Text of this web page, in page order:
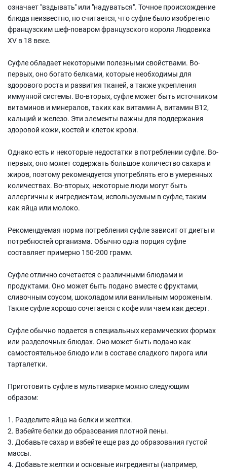
означает "вздывать" или "надуваться". Точное происхождение
блюда неизвестно, но считается, что суфле было изобретено
французским шеф-поваром французского короля Людовика
XV в 18 веке.
Суфле обладает некоторыми полезными свойствами. Во-
первых, оно богато белками, которые необходимы для
здорового роста и развития тканей, а также укрепления
иммунной системы. Во-вторых, суфле может быть источником
витаминов и минералов, таких как витамин А, витамин В12,
кальций и железо. Эти элементы важны для поддержания
здоровой кожи, костей и клеток крови.
Однако есть и некоторые недостатки в потреблении суфле. Во-
первых, оно может содержать большое количество сахара и
жиров, поэтому рекомендуется употреблять его в умеренных
количествах. Во-вторых, некоторые люди могут быть
аллергичны к ингредиентам, используемым в суфле, таким
как яйца или молоко.
Рекомендуемая норма потребления суфле зависит от диеты и
потребностей организма. Обычно одна порция суфле
составляет примерно 150-200 грамм.
Суфле отлично сочетается с различными блюдами и
продуктами. Оно может быть подано вместе с фруктами,
сливочным соусом, шоколадом или ванильным мороженым.
Также суфле хорошо сочетается с кофе или чаем как десерт.
Суфле обычно подается в специальных керамических формах
или разделочных блюдах. Оно может быть подано как
самостоятельное блюдо или в составе сладкого пирога или
тарталетки.
Приготовить суфле в мультиварке можно следующим
образом:
1. Разделите яйца на белки и желтки.
2. Взбейте белки до образования плотной пены.
3. Добавьте сахар и взбейте еще раз до образования густой
массы.
4. Добавьте желтки и основные ингредиенты (например,